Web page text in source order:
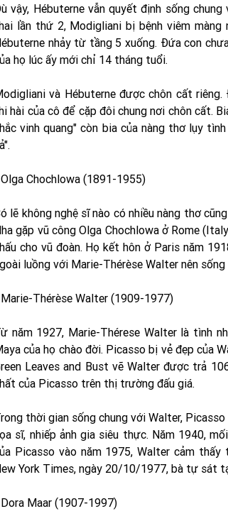
vậy, Hébuterne vẫn quyết định sống
lần thứ 2, Modigliani bị bệnh viêm
nhảy từ tầng 5 xuống. Đứa con
họ lúc ấy mới chỉ 14 tháng tuổi.
và Hébuterne được chôn cất
hài của cô để cặp đôi chung nơi chôn cất.
vinh quang" còn bia của nàng thơ lụy
Chochlowa (1891-1955)
lẽ không nghệ sĩ nào có nhiều nàng thơ
gặp vũ công Olga Chochlowa ở Rome
cho vũ đoàn. Họ kết hôn ở Paris năm
luồng với Marie-Thérèse Walter nên
Thérèse Walter (1909-1977)
năm 1927, Marie-Thérese Walter là tình
của họ chào đời. Picasso bị vẻ đẹp của
Leaves and Bust vẽ Walter được trả
của Picasso trên thị trường đấu giá.
thời gian sống chung với Walter,
sĩ, nhiếp ảnh gia siêu thực. Năm 1940,
Picasso vào năm 1975, Walter cảm
York Times, ngày 20/10/1977, bà tự sát
Maar (1907-1997)